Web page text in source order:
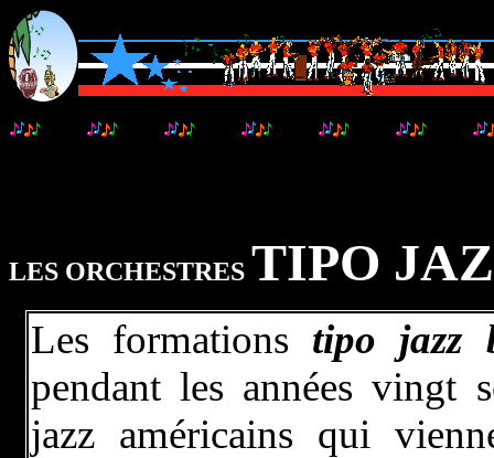
LES ORCHESTRES TIPO
Les formations tipo jazz
pendant les années vingt
jazz américains qui